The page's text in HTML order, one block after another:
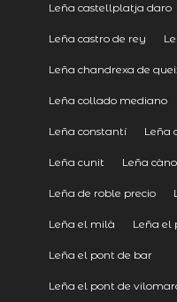
Leña castellplatja daro
Leña castro de rey
Leña chandrexa de
Leña collado mediano
Leña constantí Leña
Leña cunit Leña
Leña de roble precio
Leña el milà Leña el
Leña el pont de bar
Leña el pont de